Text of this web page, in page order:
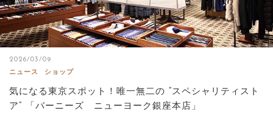
2026/03/09
ニュース
ショップ
気になる東京スポット！唯一無二の “スペシャリティスト
ア” 「バーニーズ ニューヨーク銀座本店」